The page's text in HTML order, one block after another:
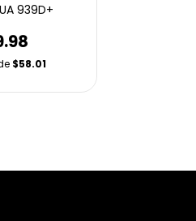
939D+
$58.01